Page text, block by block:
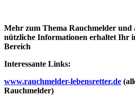
Mehr zum Thema Rauchmelder und
nützliche Informationen erhaltet Ihr
Bereich
Interessante Links:
www.rauchmelder-lebensretter.de
Rauchmelder)